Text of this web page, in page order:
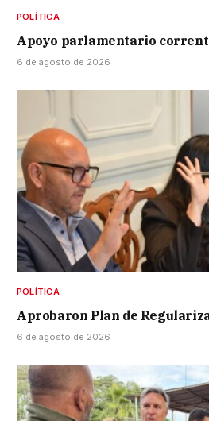
POLÍTICA
Apoyo parlamentario
6 de agosto de 2026
POLÍTICA
Aprobaron Plan de
6 de agosto de 2026